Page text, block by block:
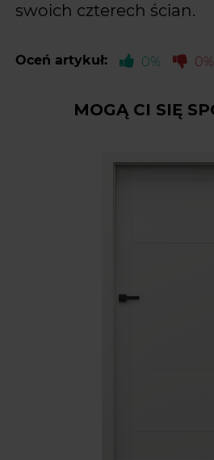
swoich czterech ścian.
Oceń artykuł: 0% 0%